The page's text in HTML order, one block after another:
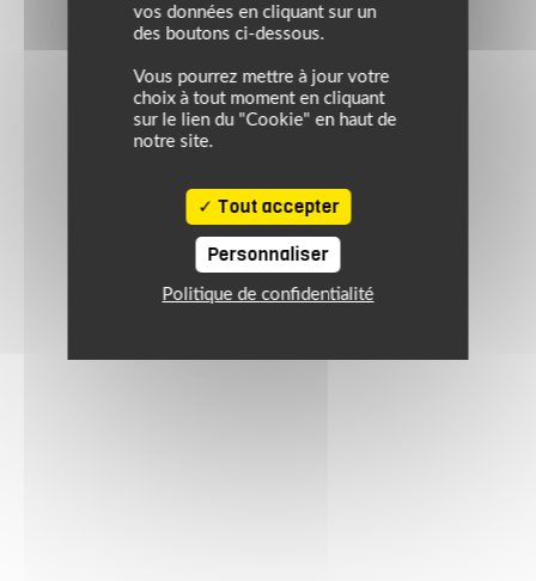
vos données en cliquant sur un
des boutons ci-dessous.
Vous pourrez mettre à jour votre
choix à tout moment en cliquant
sur le lien du "Cookie" en haut de
notre site.
Tout accepter
Personnaliser
Politique de confidentialité